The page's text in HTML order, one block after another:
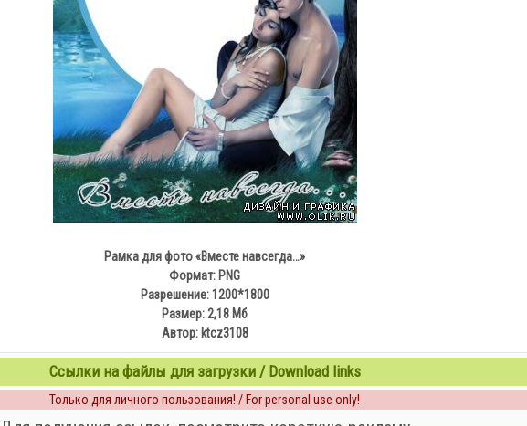
Рамка для фото «Вместе навсегда…»
Формат: PNG
Разрешение: 1200*1800
Размер: 2,18 Мб
Автор: ktcz3108
Ссылки на файлы для загрузки / Download links
Только для личного пользования! / For personal use only!